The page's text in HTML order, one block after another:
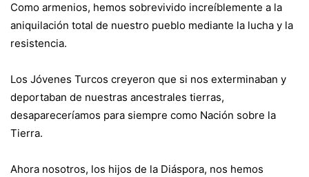
Como armenios, hemos sobrevivido increíblemente a la
aniquilación total de nuestro pueblo mediante la lucha y la
resistencia.
Los Jóvenes Turcos creyeron que si nos exterminaban y
deportaban de nuestras ancestrales tierras,
desapareceríamos para siempre como Nación sobre la
Tierra.
Ahora nosotros, los hijos de la Diáspora, nos hemos